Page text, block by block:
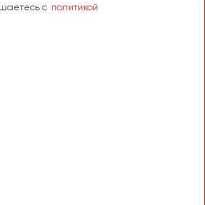
с политикой